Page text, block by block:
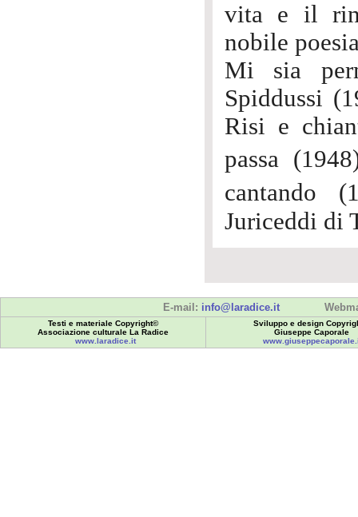
vita e il
nobile
Mi sia
Spiddussi
Risi e
passa
cantando
Juriceddi di
E-mail: info@laradice.it
Testi e materiale Copyright©
Associazione culturale La Radice
www.laradice.it
Sviluppo e design
Giuseppe Caporale